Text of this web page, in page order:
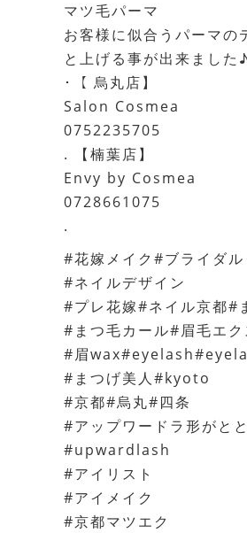
マツ毛パーマ
お客様に似合うパーマの
と上げる事が出来ました♪
･【 烏丸店】
Salon Cosmea
0752235705
. 【楠葉店】
Envy by Cosmea
0728661075
.
#花嫁メイク#ブライダル
#ネイルデザイン
#プレ花嫁#ネイル京都#
#まつ毛カール#眉毛エク
#眉
#まつげ美人#kyoto
#京都#烏丸#四条
#アップワードラ形がと
#upwardlash
#アイリスト
#アイメイク
#京都マツエク